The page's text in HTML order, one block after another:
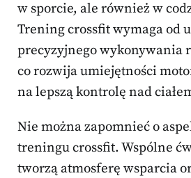
w sporcie, ale również w
Trening crossfit wymaga od
precyzyjnego wykonywania
co rozwija umiejętności
na lepszą kontrolę nad
Nie można zapomnieć o
treningu crossfit. Wspólne
tworzą atmosferę wsparcia